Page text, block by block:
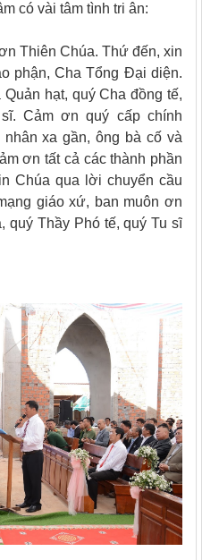
có vài tâm tình tri ân:
Thiên Chúa. Thứ đến, xin
phận, Cha Tổng Đại diện.
hạt, quý Cha đồng tế,
Cảm ơn quý cấp chính
xa gần, ông bà cố và
ơn tất cả các thành phần
Chúa qua lời chuyển cầu
giáo xứ, ban muôn ơn
quý Thầy Phó tế, quý Tu sĩ